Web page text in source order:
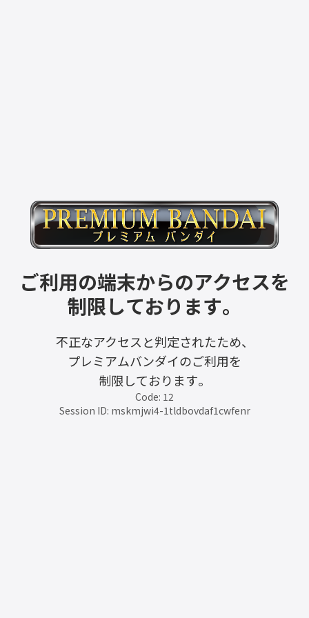
ご利用の端末からのアクセスを
制限しております。
不正なアクセスと判定されたため、
プレミアムバンダイのご利用を
制限しております。
Code: 12
Session ID: mskmjwi4-1tldbovdaf1cwfenr